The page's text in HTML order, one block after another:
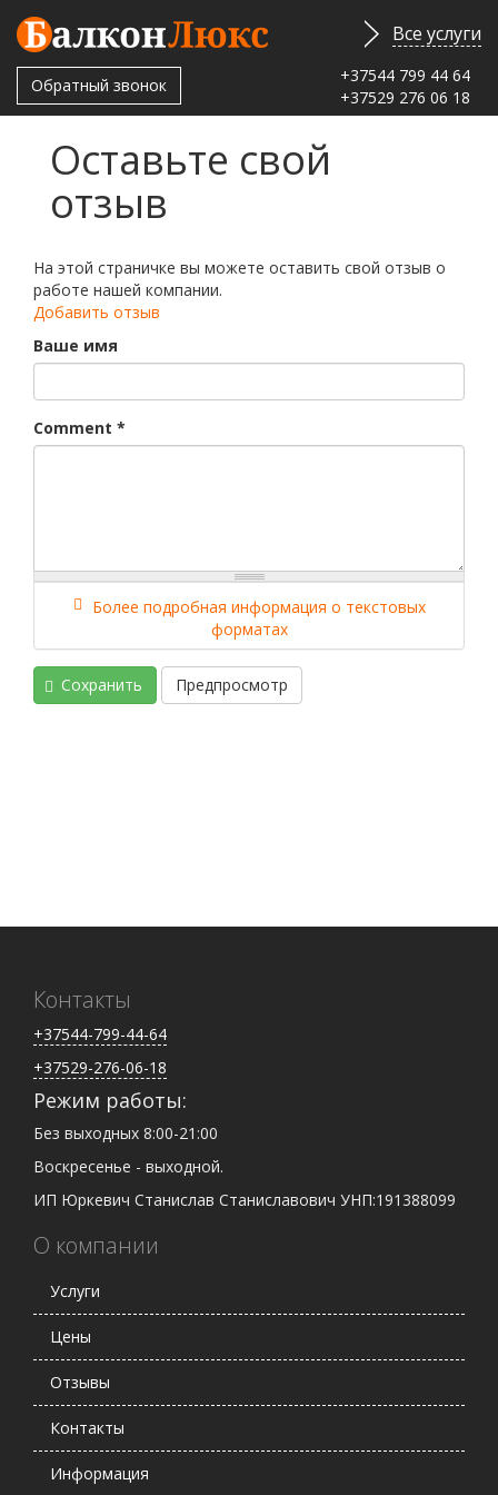
Перейти
основному
содержанию
Все услуги
+37544 799 44 64
+37529 276 06 18
Обратный звонок
Оставьте свой
отзыв
На этой страничке вы можете оставить свой отзыв о
работе нашей компании.
Добавить отзыв
Ваше имя
Comment *
Более подробная информация о текстовых
форматах
Сохранить Предпросмотр
Контакты
+37544-799-44-64
+37529-276-06-18
Режим работы:
Без выходных 8:00-21:00
Воскресенье - выходной.
ИП Юркевич Станислав Станиславович УНП:191388099
О компании
Услуги
Цены
Отзывы
Контакты
Информация